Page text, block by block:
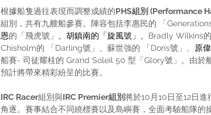
根據船隻過往表現而調整成績的PHS組別 (Performance
組別，共有九艘船參賽。陣容包括李惠民的 「Generations
恩的「飛虎號」 胡鎮南的「旋風號」、 Bradly Wilkins
Chisholm的 「Darling號」、蘇世強的 「Doris號」、
原
船賽- 司徒耀桂的 Grand Soleil 50 型「Glory號」。由於
預計將帶來精彩紛呈的比賽。
IRC Racer組別與IRC Premier組別 將於10月10日至12日進
角逐。賽事結合不同繞標賽以及島嶼賽，全面考驗船隊的